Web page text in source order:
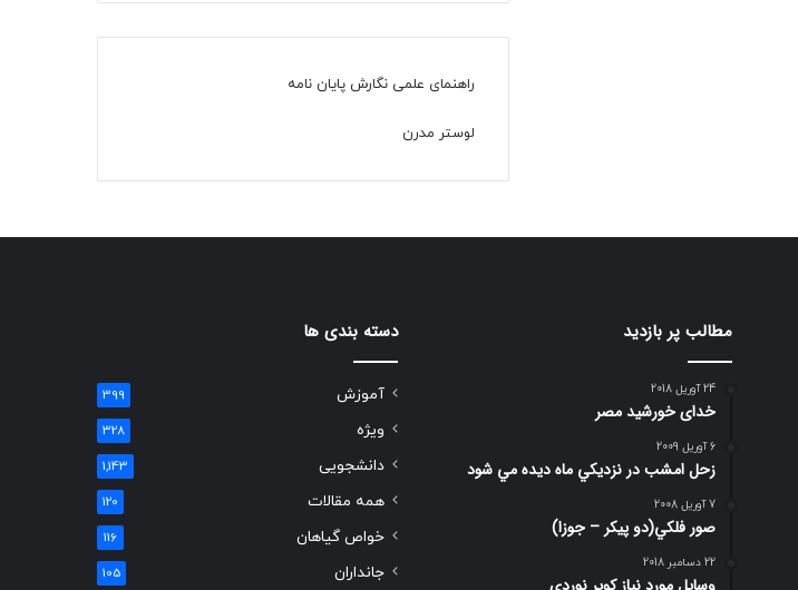
راهنمای علمی نگارش پایان نامه
لوستر مدرن
مطالب پر بازدید
24 آوریل 2018
خدای خورشید مصر
6 آوریل 2009
زحل امشب در نزديكي ماه ديده مي شود
7 آوریل 2008
صور فلكي(دو پیکر – جوزا)
22 دسامبر 2018
دسته بندی ها
آموزش 399
ویژه 328
دانشجویی 1,143
همه مقالات 120
خواص گیاهان 116
جانداران 105